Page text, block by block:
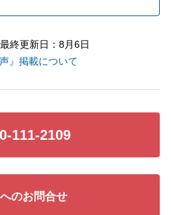
終更新日：8月6日
』掲載について
111-2109
のお問合せ